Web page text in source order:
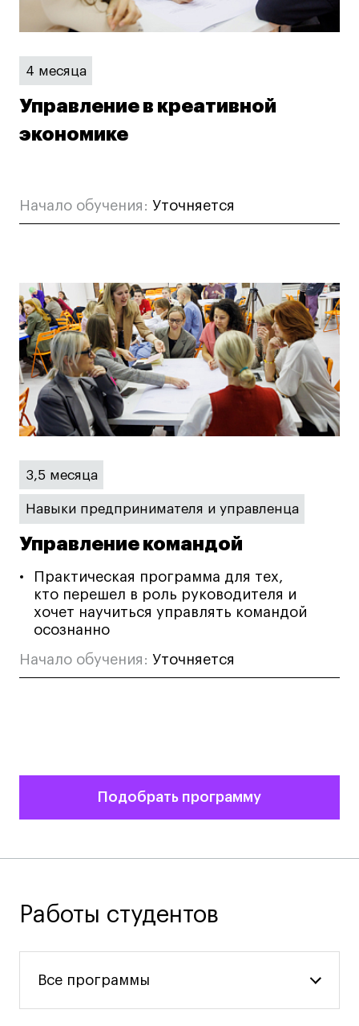
4 месяца
Управление в креативной
экономике
Начало обучения: Уточняется
3,5 месяца
Навыки предпринимателя и управленца
Управление командой
Практическая программа для тех,
кто перешел в роль руководителя и
хочет научиться управлять командой
осознанно
Начало обучения: Уточняется
Подобрать программу
Работы студентов
Все программы